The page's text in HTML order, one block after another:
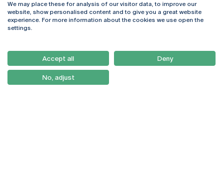
Rua Diogo Botelho 1327
4169-005 Porto
+351 226 196 240
Campus Online
Webmail
Como Chegar
Newsletter
We may place these for analysis of our visitor data, to improve our
website, show personalised content and to give you a great website
experience. For more information about the cookies we use open the
settings.
Accept all Deny
No, adjust